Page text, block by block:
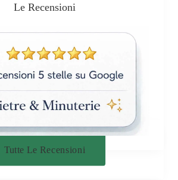
Le Recensioni
Tutte Le Recensioni